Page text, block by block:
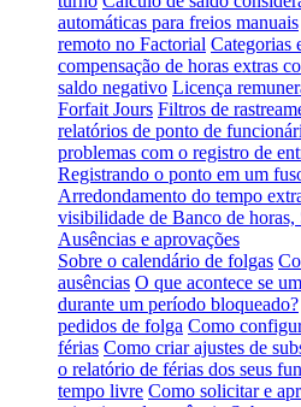
automáticas para freios manuais
remoto no Factorial Categorias
compensação de horas extras
saldo negativo Licença
Forfait Jours Filtros de
relatórios de ponto de
problemas com o registro de
Registrando o ponto em um
Arredondamento do tempo
visibilidade de Banco de horas,
Ausências e aprovações
Sobre o calendário de folgas
ausências O que acontece se
durante um período bloqueado?
pedidos de folga Como
férias Como criar ajustes de
o relatório de férias dos seus
tempo livre Como solicitar e